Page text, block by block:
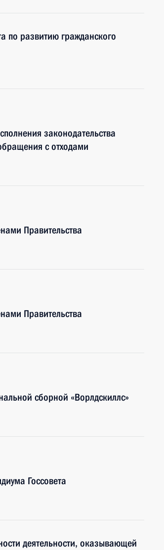
по развитию гражданского
законодательства
с отходами
Правительства
Правительства
сборной «Ворлдскиллс»
Госсовета
деятельности, оказывающей